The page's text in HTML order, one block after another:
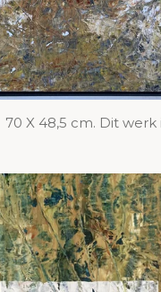
70 X 48,5 cm. Dit werk